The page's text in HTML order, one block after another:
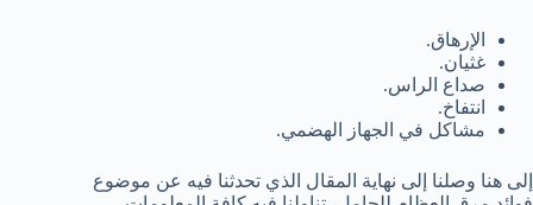
الإرهاق.
غثيان.
صداع الراس.
انتفاخ.
مشاكل في الجهاز الهضمي.
إلى هنا وصلنا إلى نهاية المقال الذي تحدثنا فيه عن موضوع